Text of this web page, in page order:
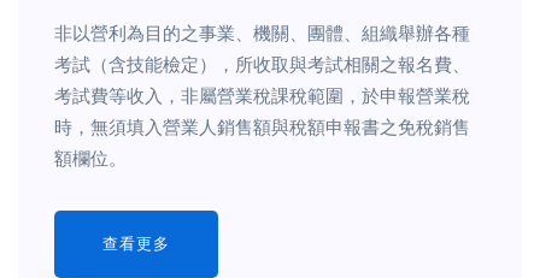
非以營利為目的之事業、機關、團體、組織舉辦各種
考試（含技能檢定），所收取與考試相關之報名費、
考試費等收入，非屬營業稅課稅範圍，於申報營業稅
時，無須填入營業人銷售額與稅額申報書之免稅銷售
額欄位。
查看更多